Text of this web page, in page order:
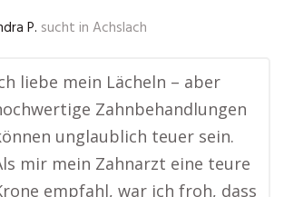
P. sucht in Achslach
liebe mein Lächeln – aber
Zahnbehandlungen
unglaublich teuer sein.
mir mein Zahnarzt eine teure
empfahl, war ich froh, dass